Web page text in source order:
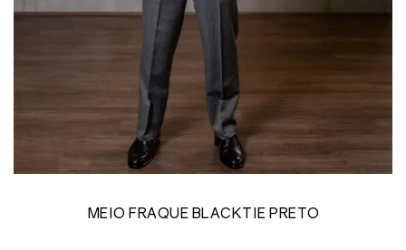
MEIO FRAQUE BLACKTIE PRETO